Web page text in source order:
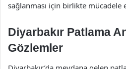
sağlanması için birlikte mücadele
Diyarbakır Patlama
Gözlemler